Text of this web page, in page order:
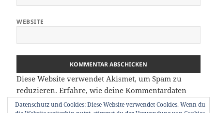
WEBSITE
Diese Website verwendet Akismet, um Spam zu
reduzieren.Erfahre, wie deine Kommentardaten
verarbeitet werden.
Datenschutz und Cookies: Diese Website verwendet Cookies. Wenn du